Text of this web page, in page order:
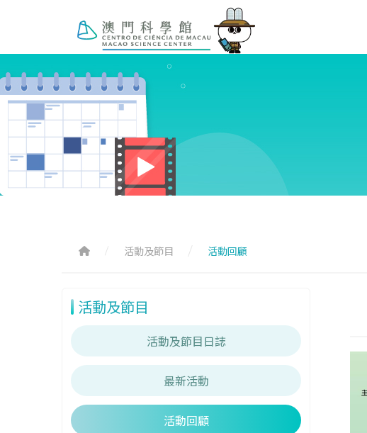
活動及節目 活動回顧
活動及節目
活動及節目日誌
最新活動
活動回顧